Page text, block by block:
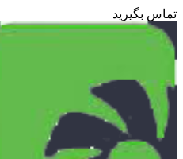
تماس بگیرید